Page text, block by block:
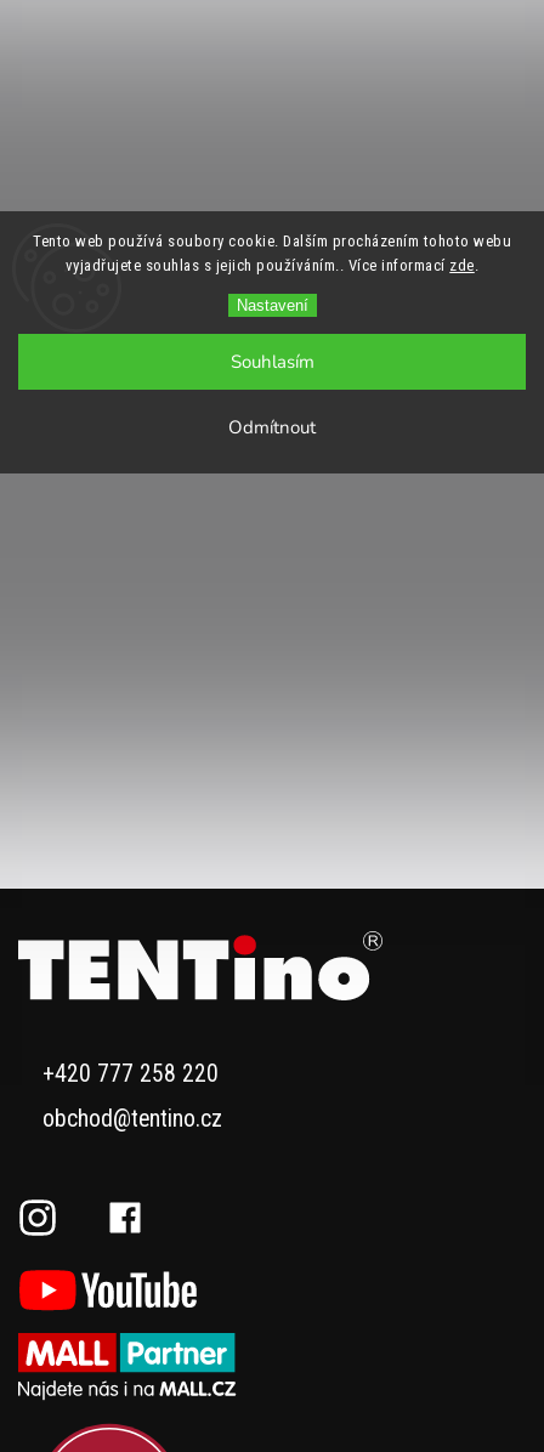
Tento web používá soubory cookie. Dalším procházením tohoto webu
vyjadřujete souhlas s jejich používáním.. Více informací zde.
Nastavení
Odmítnout
Souhlasím
+420 777 258 220
obchod@tentino.cz